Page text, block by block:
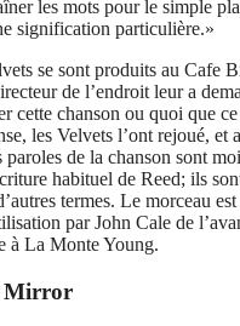
les mots pour le simple
signification particulière.»
se sont produits au Cafe
de l’endroit leur a
cette chanson ou quoi que
les Velvets l’ont rejoué, et
paroles de la chanson sont
habituel de Reed; ils
termes. Le morceau
par John Cale de
à La Monte Young.
Mirror